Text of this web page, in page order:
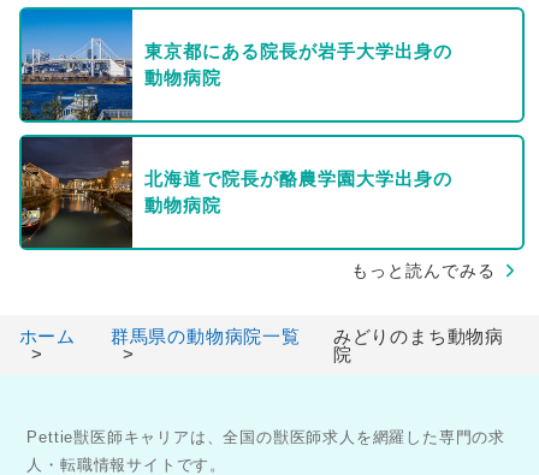
東京都にある院長が岩手大学出身の
動物病院
北海道で院長が酪農学園大学出身の
動物病院
もっと読んでみる
ホーム 群馬県の動物病院一覧
みどりのまち動物病
院
Pettie獣医師キャリアは、全国の獣医師求人を網羅した専門の求
人・転職情報サイトです。